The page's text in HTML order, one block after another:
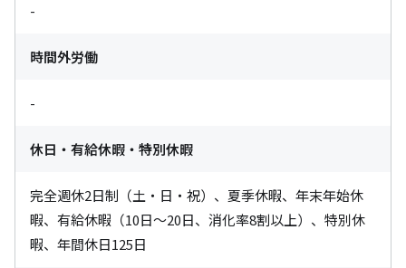
-
時間外労働
-
休日・有給休暇・特別休暇
完全週休2日制（土・日・祝）、夏季休暇、年末年始休
暇、有給休暇（10日〜20日、消化率8割以上）、特別休
暇、年間休日125日